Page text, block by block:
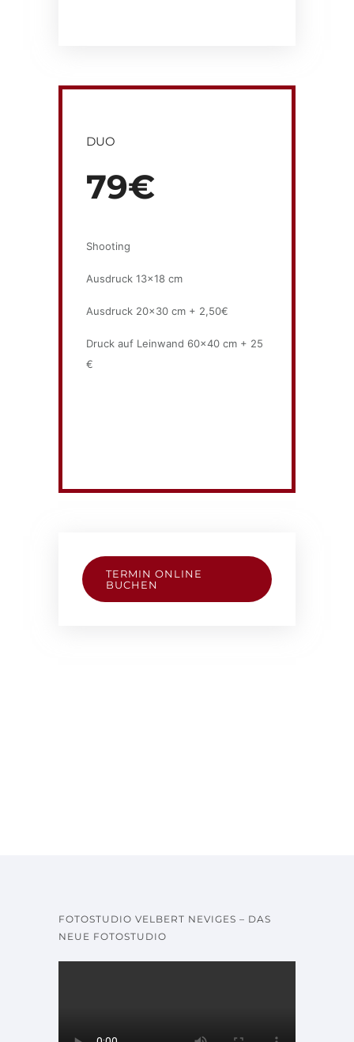
DUO
79€
Shooting
Ausdruck 13×18 cm
Ausdruck 20×30 cm + 2,50€
Druck auf Leinwand 60×40 cm + 25
€
TERMIN ONLINE
BUCHEN
FOTOSTUDIO VELBERT NEVIGES – DAS
NEUE FOTOSTUDIO